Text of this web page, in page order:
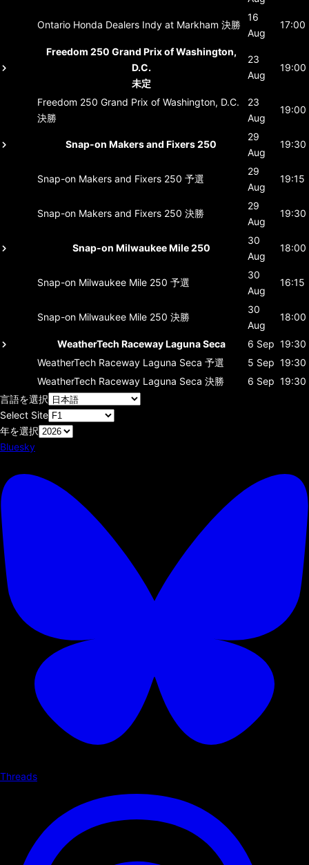
Ontario Honda Dealers Indy at Markham 決勝
16
Aug
17:00
Freedom 250 Grand Prix of Washington,
D.C.
未定
23
Aug
19:00
Freedom 250 Grand Prix of Washington, D.C.
決勝
23
Aug
19:00
Snap-on Makers and Fixers 250
29
Aug
19:30
Snap-on Makers and Fixers 250 予選
29
Aug
19:15
Snap-on Makers and Fixers 250 決勝
29
Aug
19:30
Snap-on Milwaukee Mile 250
30
Aug
18:00
Snap-on Milwaukee Mile 250 予選
30
Aug
16:15
Snap-on Milwaukee Mile 250 決勝
30
Aug
18:00
WeatherTech Raceway Laguna Seca 6 Sep 19:30
WeatherTech Raceway Laguna Seca 予選 5 Sep 19:30
WeatherTech Raceway Laguna Seca 決勝 6 Sep 19:30
言語を選択
Select Site
年を選択
Bluesky
Threads